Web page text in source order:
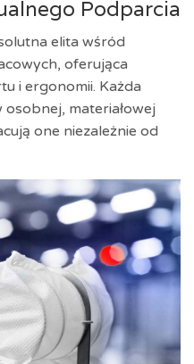
Podparcia
elita wśród
oferująca
i ergonomii. Każda
materiałowej
one niezależnie od